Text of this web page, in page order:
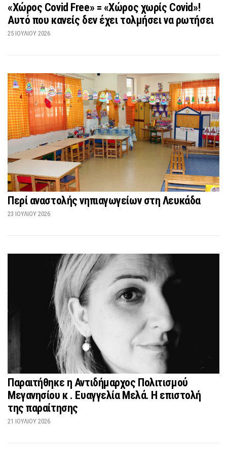
«Χώρος Covid Free» = «Χώρος χωρίς Covid»!
Αυτό που κανείς δεν έχει τολμήσει να ρωτήσει
25 ΙΟΥΛΊΟΥ 2026
Περί αναστολής νηπιαγωγείων στη Λευκάδα
23 ΙΟΥΛΊΟΥ 2026
Παραιτήθηκε η Αντιδήμαρχος Πολιτισμού
Μεγανησίου κ . Ευαγγελία Μελά. Η επιστολή
της παραίτησης
21 ΙΟΥΛΊΟΥ 2026